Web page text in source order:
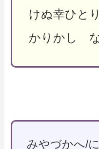
けぬ幸ひと
かりかし
みやづかへ/